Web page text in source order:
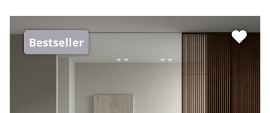
Bestseller